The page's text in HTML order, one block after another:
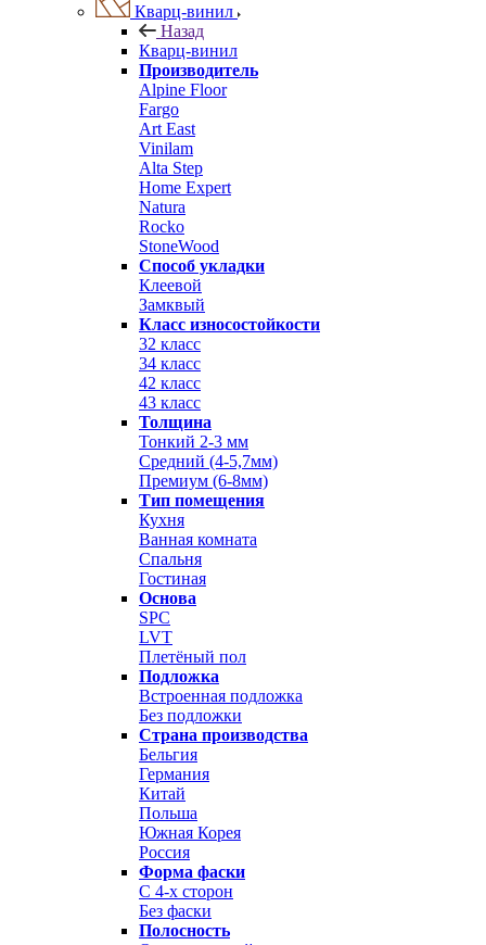
Кварц-винил
Назад
Кварц-винил
Производитель
Alpine Floor
Fargo
Art East
Vinilam
Alta Step
Home Expert
Natura
Rocko
StoneWood
Способ укладки
Клеевой
Замквый
Класс износостойкости
32 класс
34 класс
42 класс
43 класс
Толщина
Тонкий 2-3 мм
Средний (4-5,7мм)
Премиум (6-8мм)
Тип помещения
Кухня
Ванная комната
Спальня
Гостиная
Основа
SPC
LVT
Плетёный пол
Подложка
Встроенная подложка
Без подложки
Страна производства
Бельгия
Германия
Китай
Польша
Южная Корея
Россия
Форма фаски
С 4-х сторон
Без фаски
Полосность